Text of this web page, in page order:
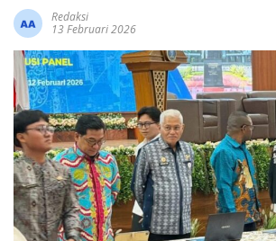
Redaksi
13 Februari 2026